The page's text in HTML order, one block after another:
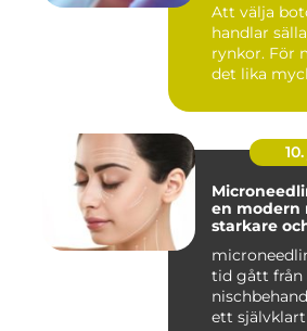
Att välja
handlar
rynkor. För
det lika
en modern
starkare
tid gått från
ett självklart